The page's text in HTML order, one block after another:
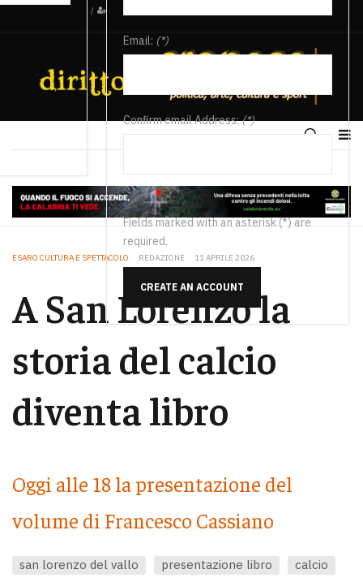
/
Email: (*)
Confirm email Address:(*)
Fields marked with an asterisk (*) are
required.
CREATE AN ACCOUNT
ESARO CULTURA E SPETTACOLO REDAZIONE 11 APRILE 2026
A San Lorenzo la
storia del calcio
diventa libro
Oggi alle 18 la presentazione del
volume di Francesco Cassiano
san lorenzo del vallo presentazione libro
calcio